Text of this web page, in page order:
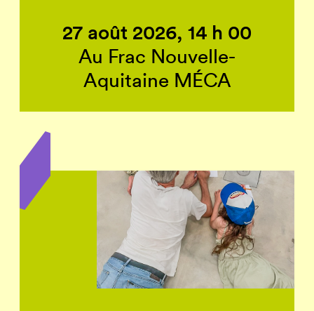
27 août 2026, 14 h 00
Au Frac Nouvelle-
Aquitaine MÉCA